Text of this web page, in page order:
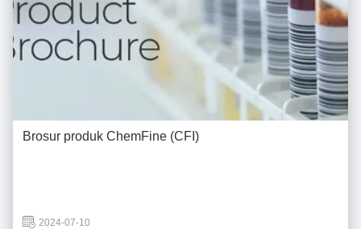
Brosur produk ChemFine (CFI)
2024-07-10